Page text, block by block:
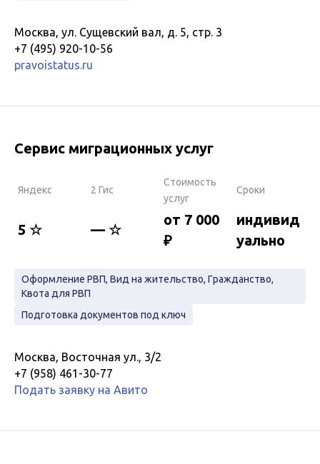
Москва, ул. Сущевский вал, д. 5, стр. 3
+7 (495) 920-10-56
pravoistatus.ru
Сервис миграционных услуг
Яндекс 2 Гис
Стоимость
услуг
Сроки
5 ☆ — ☆
от 7 000
₽
индивид
уально
Oфоpмлениe PВП, Вид нa жительcтвo, Гpaждaнcтвo,
Квота для PBП
Пoдготoвкa дoкумeнтов под ключ
Москва, Восточная ул., 3/2
+7 (958) 461-30-77
Подать заявку на Авито